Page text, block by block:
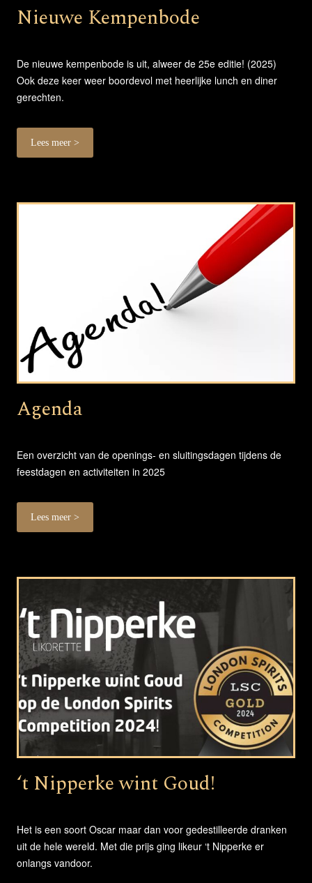
Nieuwe Kempenbode
De nieuwe kempenbode is uit, alweer de 25e editie! (2025)
Ook deze keer weer boordevol met heerlijke lunch en diner
gerechten.
Lees meer >
Agenda
Een overzicht van de openings- en sluitingsdagen tijdens de
feestdagen en activiteiten in 2025
Lees meer >
‘t Nipperke wint Goud!
Het is een soort Oscar maar dan voor gedestilleerde dranken
uit de hele wereld. Met die prijs ging likeur ‘t Nipperke er
onlangs vandoor.